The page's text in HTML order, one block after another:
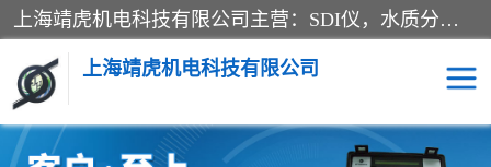
上海靖虎机电科技有限公司主营：SDI仪，水质分析仪，水质检测仪产品；上海靖虎机电科技有限公司在专业制造和研发等方面的强大的平台优势，利用自身在自动化仪表、自控系统及环保监测仪器的专长，以优良的技术，优越的产品质量和良好的服务质量与广大客户真诚合作。
上海靖虎机电科技有限公司